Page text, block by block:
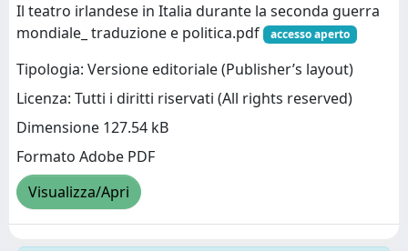
Il teatro irlandese in Italia durante la seconda guerra
mondiale_ traduzione e politica.pdf
accesso aperto
Tipologia: Versione editoriale (Publisher’s layout)
Licenza: Tutti i diritti riservati (All rights reserved)
Dimensione 127.54 kB
Formato Adobe PDF
Visualizza/Apri